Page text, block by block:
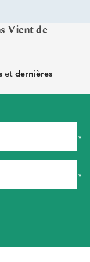
Vient de
et dernières